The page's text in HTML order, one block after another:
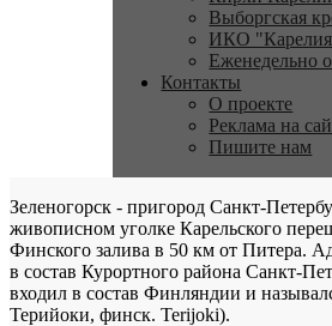
Выборгская
ИКО
Еженедельно
Контакты
О проекте
Реклама на
Пишите нам
Зеленогорск - пригород Санкт-
живописном уголке Карельского
Финского залива в 50 км от Питера.
в состав Курортного района Санкт-
входил в состав Финляндии и
Терийоки, финск. Terijoki).